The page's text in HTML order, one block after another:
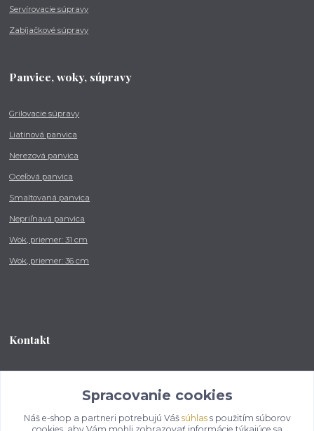
Servírovacie súpravy
Zabíjačkové súpravy
Panvice, woky, súpravy
Grilovacie súpravy
Liatinová panvica
Nerezová panvica
Oceľová panvica
Smaltovaná panvica
Nepriľnavá panvica
Wok, priemer: 31 cm
Wok, priemer: 36 cm
Kontakt
od 8:00 - do 16:00 hod
info@kotlikovesupravy.sk
Spracovanie cookies
Náš e-shop a partneri potrebujú Váš súhlass použitím súborov